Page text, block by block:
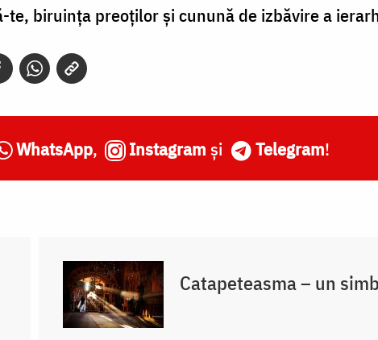
biruința preoților și cunună de izbăvire a
WhatsApp, Instagram și Telegram!
Catapeteasma – un